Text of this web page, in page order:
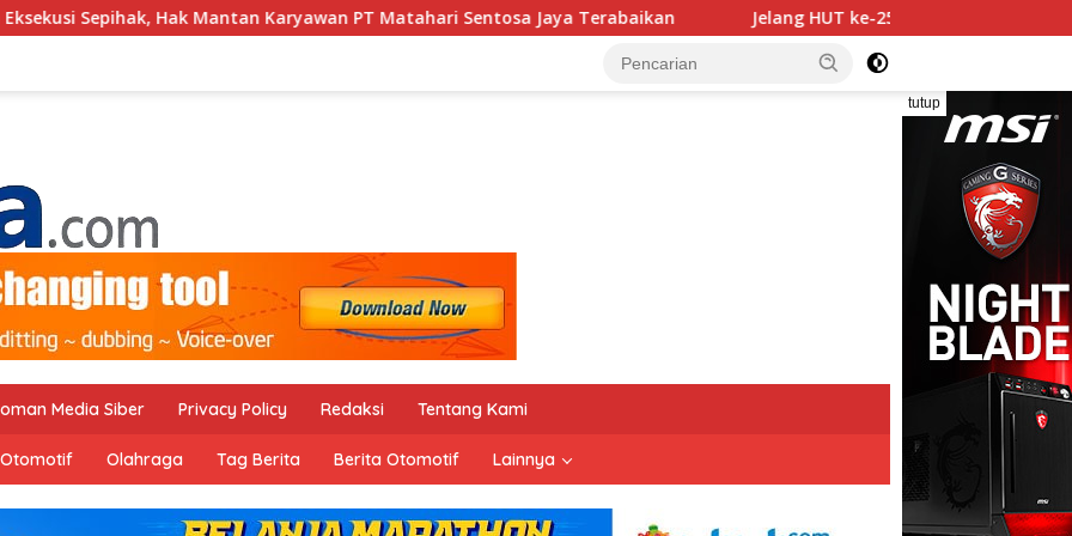
Karyawan PT Matahari Sentosa Jaya Terabaikan Jelang HUT ke-25, Demokrat Tegaskan Komitmen Jadi Sahabat
tutup
Media Siber Privacy Policy Redaksi Tentang Kami
Otomotif Olahraga Tag Berita Berita Otomotif Lainnya